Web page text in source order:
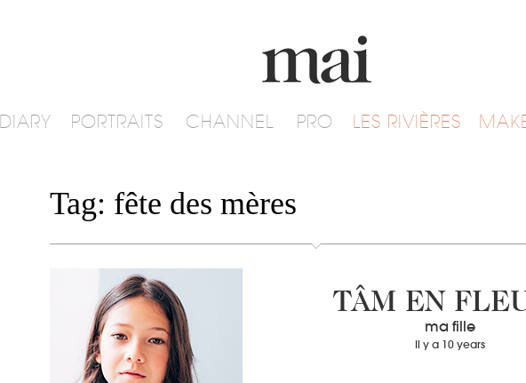
DIARY PORTRAITS CHANNEL PRO LES RIVIÈRES
Tag: fête des mères
TÂM EN
ma fille
Il y a 10 years